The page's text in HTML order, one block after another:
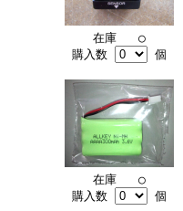
在庫 ○
購入数
個
在庫 ○
購入数
個